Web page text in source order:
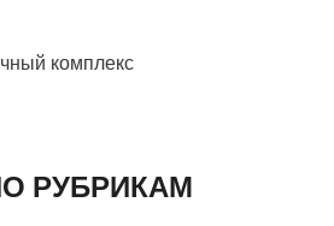
комплекс
РУБРИКАМ